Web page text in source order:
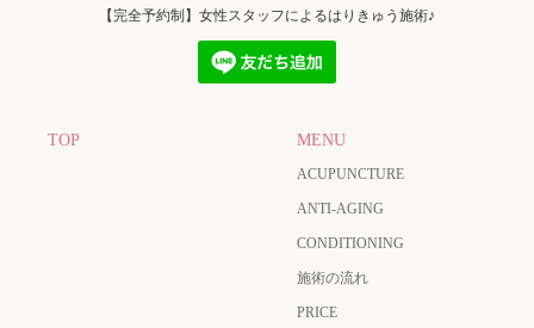
【完全予約制】女性スタッフによるはりきゅう施術♪
TOP MENU
ACUPUNCTURE
ANTI-AGING
CONDITIONING
施術の流れ
PRICE